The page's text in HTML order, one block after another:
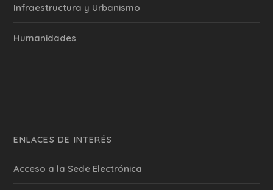
Infraestructura y Urbanismo
Humanidades
ENLACES DE INTERÉS
Acceso a la Sede Electrónica